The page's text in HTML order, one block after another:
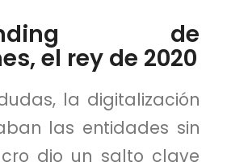
de
el rey de 2020
la digitalización
las entidades sin
dio un salto clave